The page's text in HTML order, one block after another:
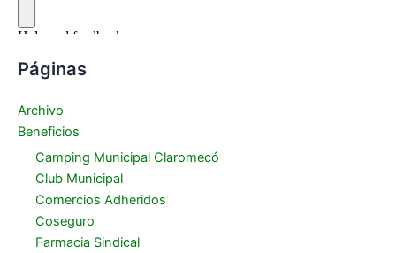
Páginas
Archivo
Beneficios
Camping Municipal Claromecó
Club Municipal
Comercios Adheridos
Coseguro
Farmacia Sindical